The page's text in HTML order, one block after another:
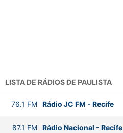
LISTA DE RÁDIOS DE PAULISTA
76.1 FM Rádio JC FM - Recife
87.1 FM Rádio Nacional - Recife